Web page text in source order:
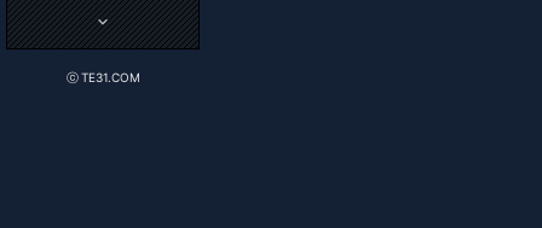
keyboard_arrow_down
ⓒ TE31.COM